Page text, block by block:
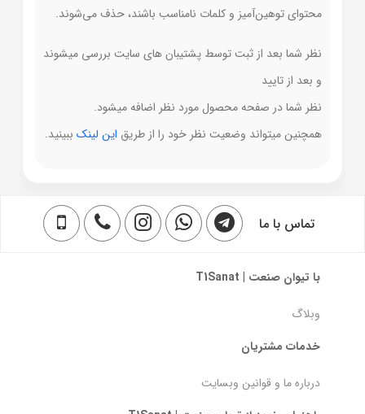
محتوای توهین‌آمیز و کلمات نامناسب باشند، حذف می‌شوند.
نظر شما بعد از ثبت توسط پشتیبان های سایت بررسی میشوند
و بعد از تایید
نظر شما در صفحه محصول مورد نظر اضافه میشود.
همچنین میتواند وضعیت نظر خود را از طریق این لینک ببینید.
تماس با ما
با تیوان صنعت | T1Sanat
وبلاگ
خدمات مشتریان
درباره ما و قوانین وبسایت